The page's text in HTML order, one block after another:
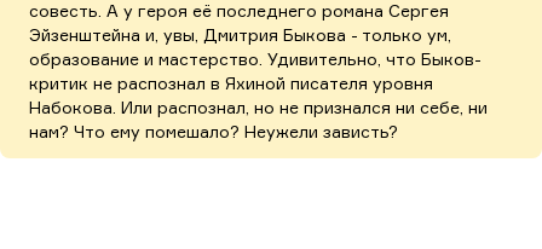
совесть. А у героя её последнего романа Сергея
Эйзенштейна и, увы, Дмитрия Быкова - только ум,
образование и мастерство. Удивительно, что Быков-
критик не распознал в Яхиной писателя уровня
Набокова. Или распознал, но не признался ни себе, ни
нам? Что ему помешало? Неужели зависть?